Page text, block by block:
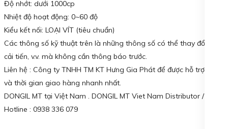
Độ nhớt: dưới 1000cp
Nhiệt độ hoạt động: 0~60 độ
Kiểu kết nối: LOẠI VÍT (tiêu chuẩn)
Các thông số kỹ thuật trên là những thông số có thể thay đổi do
cải tiến, v.v. mà không cần thông báo trước.
Liên hệ : Công ty TNHH TM KT Hưng Gia Phát để được hỗ trợ giá
và thời gian giao hàng nhanh nhất.
DONGIL MT tại Việt Nam . DONGIL MT Viet Nam Distributor /
Hotline : 0938 336 079